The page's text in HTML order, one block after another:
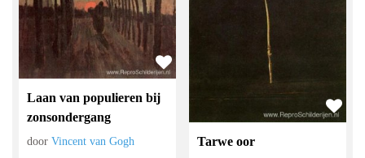
Laan van populieren bij
zonsondergang
doorVincent van Gogh Tarwe oor